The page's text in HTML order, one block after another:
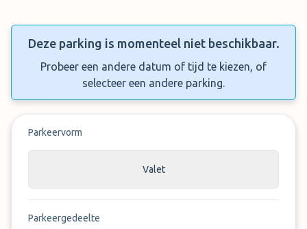
Deze parking is momenteel niet beschikbaar.
Probeer een andere datum of tijd te kiezen, of
selecteer een andere parking.
Parkeervorm
Valet
Parkeergedeelte